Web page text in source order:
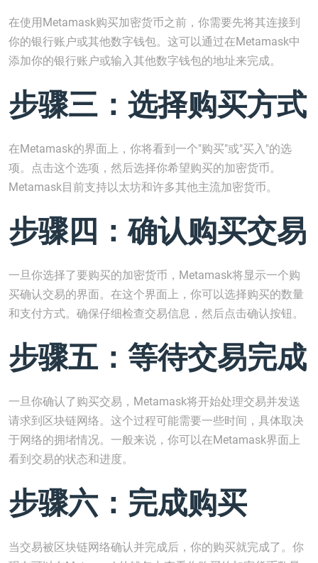
在使用Metamask购买加密货币之前，你需要先将其连接到
你的银行账户或其他数字钱包。这可以通过在Metamask中
添加你的银行账户或输入其他数字钱包的地址来完成。
步骤三：选择购买方式
在Metamask的界面上，你将看到一个"购买"或"买入"的选
项。点击这个选项，然后选择你希望购买的加密货币。
Metamask目前支持以太坊和许多其他主流加密货币。
步骤四：确认购买交易
一旦你选择了要购买的加密货币，Metamask将显示一个购
买确认交易的界面。在这个界面上，你可以选择购买的数量
和支付方式。确保仔细检查交易信息，然后点击确认按钮。
步骤五：等待交易完成
一旦你确认了购买交易，Metamask将开始处理交易并发送
请求到区块链网络。这个过程可能需要一些时间，具体取决
于网络的拥堵情况。一般来说，你可以在Metamask界面上
看到交易的状态和进度。
步骤六：完成购买
当交易被区块链网络确认并完成后，你的购买就完成了。你